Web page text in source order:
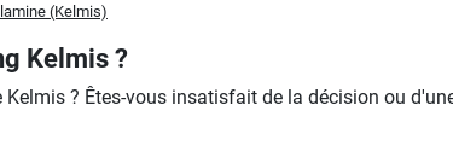
(Kelmis)
Kelmis ?
Kelmis ? Êtes-vous insatisfait de la décision ou